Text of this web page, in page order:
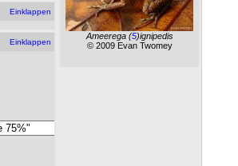
Einklappen
Einklappen
Ameerega (5)ignipedis
© 2009 Evan Twomey